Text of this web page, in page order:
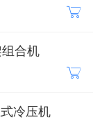
合机
冷压机